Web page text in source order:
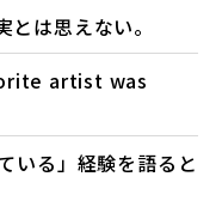
は思えない。
artist was
いる」経験を語ると